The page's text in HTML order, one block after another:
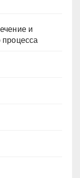
и
процесса